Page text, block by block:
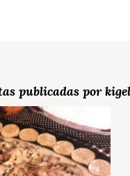
publicadas por